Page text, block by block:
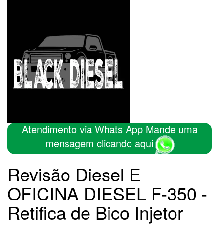
Atendimento via Whats App Mande uma
mensagem clicando aqui
Revisão Diesel E
OFICINA DIESEL F-350 -
Retifica de Bico Injetor